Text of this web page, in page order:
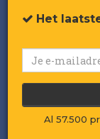
Het
Al 57.500